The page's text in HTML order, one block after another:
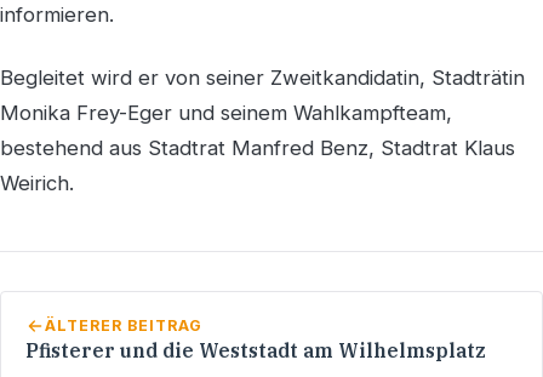
informieren.
Begleitet wird er von seiner Zweitkandidatin, Stadträtin
Monika Frey-Eger und seinem Wahlkampfteam,
bestehend aus Stadtrat Manfred Benz, Stadtrat Klaus
Weirich.
ÄLTERER BEITRAG
Pfisterer und die Weststadt am Wilhelmsplatz